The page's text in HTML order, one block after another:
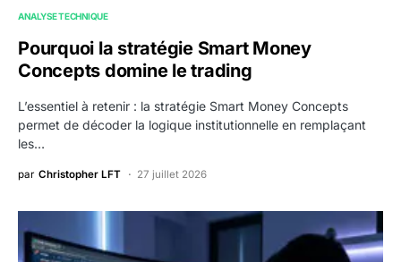
ANALYSE TECHNIQUE
Pourquoi la stratégie Smart Money
Concepts domine le trading
L’essentiel à retenir : la stratégie Smart Money Concepts
permet de décoder la logique institutionnelle en remplaçant
les…
par Christopher LFT 27 juillet 2026